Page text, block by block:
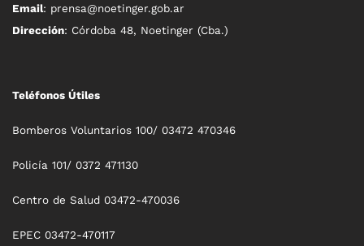
Email: prensa@noetinger.gob.ar
Dirección: Córdoba 48, Noetinger (Cba.)
Teléfonos Útiles
Bomberos Voluntarios 100/ 03472 470346
Policía 101/ 0372 471130
Centro de Salud 03472-470036
EPEC 03472-470117